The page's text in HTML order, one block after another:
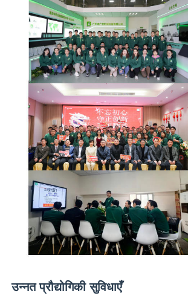
सिलिकॉन इंजेक्शन मोल्डिंग मशीन
एलएसआर खुराक प्रणाली
ओवरमोल्डिंग मशीन
इंजेक्शन मोल्डिंग मशीन के सामान
तरल सिलिकॉन रबर इंजेक्शन मोल्डिंग
तरल सिलिकॉन मोल्डिंग
उन्नत प्रौद्योगिकी सुविधाएँ